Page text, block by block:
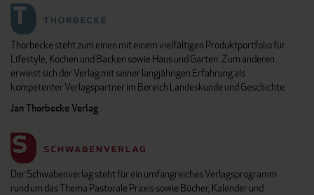
Thorbecke steht zum einen mit einem vielfältigen Produktportfolio für
Lifestyle, Kochen und Backen sowie Haus und Garten. Zum anderen
erweist sich der Verlag mit seiner langjährigen Erfahrung als
kompetenter Verlagspartner im Bereich Landeskunde und Geschichte.
Jan Thorbecke Verlag
Der Schwabenverlag steht für ein umfangreiches Verlagsprogramm
rund um das Thema Pastorale Praxis sowie Bücher, Kalender und